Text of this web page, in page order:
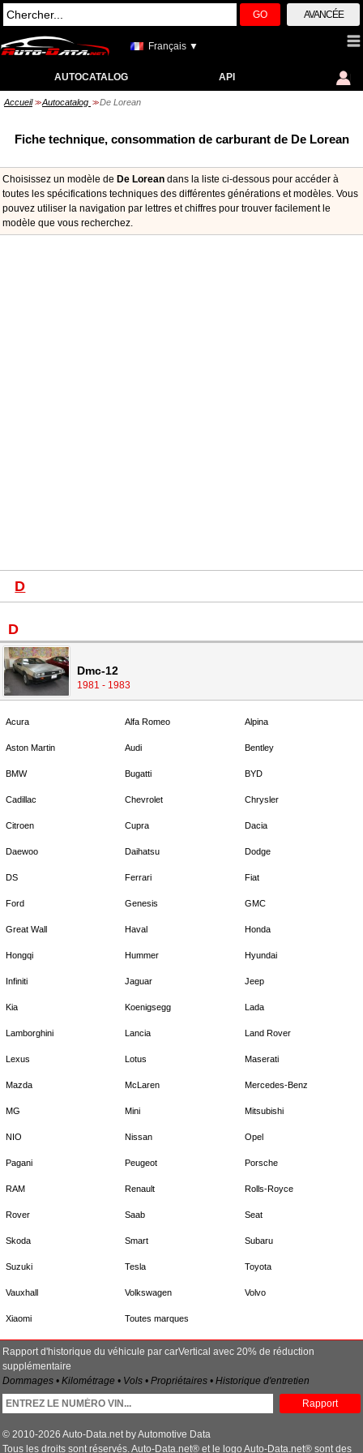
GO AVANCÉE
Français ▼
AUTOCATALOG API
Accueil >> Autocatalog >> De Lorean
Fiche technique, consommation de carburant de De Lorean
Choisissez un modèle de De Lorean dans la liste ci-dessous pour accéder à
toutes les spécifications techniques des différentes générations et modèles. Vous
pouvez utiliser la navigation par lettres et chiffres pour trouver facilement le
modèle que vous recherchez.
D
D
Dmc-12
1981 - 1983
Acura Alfa Romeo Alpina
Aston Martin Audi Bentley
BMW Bugatti BYD
Cadillac Chevrolet Chrysler
Citroen Cupra Dacia
Daewoo Daihatsu Dodge
DS Ferrari Fiat
Ford Genesis GMC
Great Wall Haval Honda
Hongqi Hummer Hyundai
Infiniti Jaguar Jeep
Kia Koenigsegg Lada
Lamborghini Lancia Land Rover
Lexus Lotus Maserati
Mazda McLaren Mercedes-Benz
MG Mini Mitsubishi
NIO Nissan Opel
Pagani Peugeot Porsche
RAM Renault Rolls-Royce
Rover Saab Seat
Skoda Smart Subaru
Suzuki Tesla Toyota
Vauxhall Volkswagen Volvo
Xiaomi Toutes marques
Rapport d'historique du véhicule par carVertical avec 20% de réduction
supplémentaire
Dommages • Kilométrage • Vols • Propriétaires • Historique d'entretien
Rapport
© 2010-2026 Auto-Data.net by Automotive Data
Tous les droits sont réservés. Auto-Data.net® et le logo Auto-Data.net® sont des